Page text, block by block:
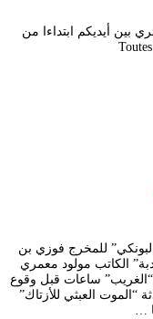
بين أيديكم ابتداءا من
للمخرج فوزي بن
الكاتب مولود معمري
ساعات قبل وقوع
“الموت العبثي للأزتاك”
…